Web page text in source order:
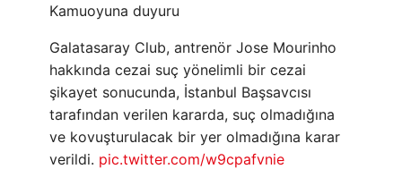
Kamuoyuna duyuru
Galatasaray Club, antrenör Jose Mourinho
hakkında cezai suç yönelimli bir cezai
şikayet sonucunda, İstanbul Başsavcısı
tarafından verilen kararda, suç olmadığına
ve kovuşturulacak bir yer olmadığına karar
verildi. pic.twitter.com/w9cpafvnie